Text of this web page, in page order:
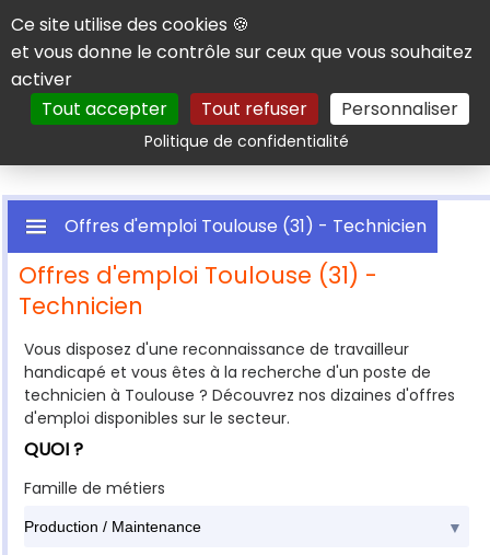
Panneau de gestion des cookies
Ce site utilise des cookies 🍪
et vous donne le contrôle sur ceux que vous souhaitez
activer
Tout accepter
Tout refuser Personnaliser
Politique de confidentialitéRechercher
Offres d'emploi Toulouse (31) - Technicien
Offres d'emploi Toulouse (31) -
Technicien
Vous disposez d'une reconnaissance de travailleur
handicapé et vous êtes à la recherche d'un poste de
technicien à Toulouse ? Découvrez nos dizaines d'offres
d'emploi disponibles sur le secteur.
QUOI ?
Famille de métiers